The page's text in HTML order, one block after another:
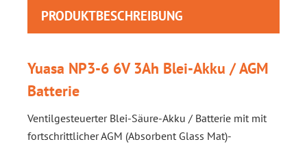
PRODUKTBESCHREIBUNG
Yuasa NP3-6 6V 3Ah Blei-Akku / AGM
Batterie
Ventilgesteuerter Blei-Säure-Akku / Batterie mit mit
fortschrittlicher AGM (Absorbent Glass Mat)-